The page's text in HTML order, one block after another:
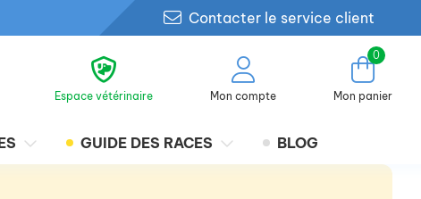
Contacter le service client
Espace vétérinaire Mon compte
0
Mon panier
GUIDE DES RACES BLOG